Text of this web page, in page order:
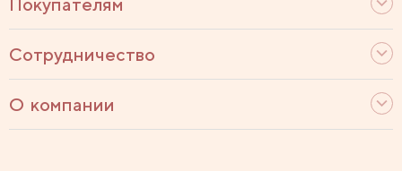
Покупателям
Сотрудничество
О компании